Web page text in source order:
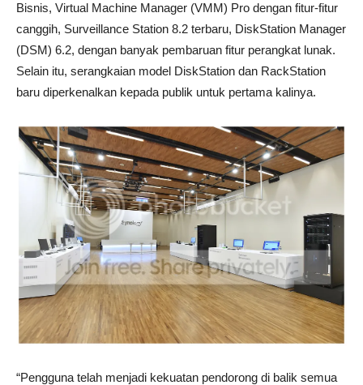
Bisnis, Virtual Machine Manager (VMM) Pro dengan fitur-fitur
canggih, Surveillance Station 8.2 terbaru, DiskStation Manager
(DSM) 6.2, dengan banyak pembaruan fitur perangkat lunak.
Selain itu, serangkaian model DiskStation dan RackStation
baru diperkenalkan kepada publik untuk pertama kalinya.
“Pengguna telah menjadi kekuatan pendorong di balik semua